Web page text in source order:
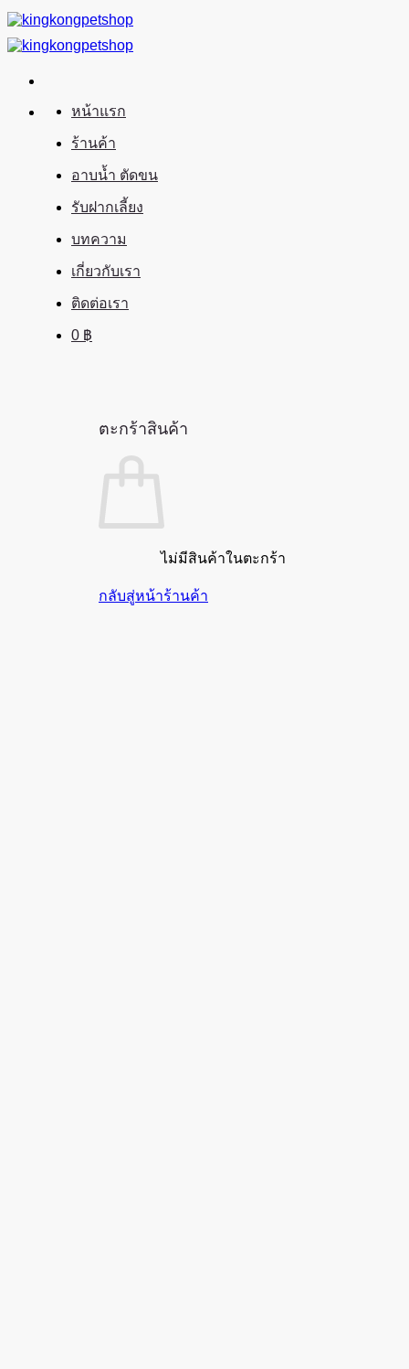
ข้าม
ไป
เนื้อหา
หน้าแรก
ร้านค้า
อาบน้ำ ตัดขน
รับฝากเลี้ยง
บทความ
เกี่ยวกับเรา
ติดต่อเรา
0 ฿
ตะกร้าสินค้า
ไม่มีสินค้าในตะกร้า
กลับสู่หน้าร้านค้า